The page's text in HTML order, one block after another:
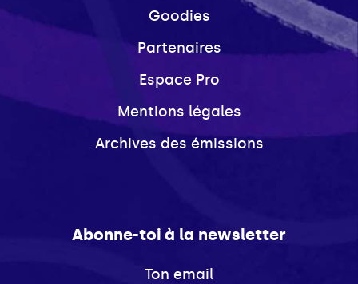
Goodies
Partenaires
Espace Pro
Mentions légales
Archives des émissions
Abonne-toi à la newsletter
Ton email